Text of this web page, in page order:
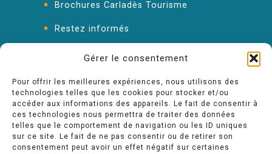
Gérer le consentement
Pour offrir les meilleures expériences, nous utilisons des
technologies telles que les cookies pour stocker et/ou
accéder aux informations des appareils. Le fait de consentir à
ces technologies nous permettra de traiter des données
telles que le comportement de navigation ou les ID uniques
sur ce site. Le fait de ne pas consentir ou de retirer son
consentement peut avoir un effet négatif sur certaines
Brochures Carladès Tourisme
Restez informés
FAQ : les réponses à vos questions